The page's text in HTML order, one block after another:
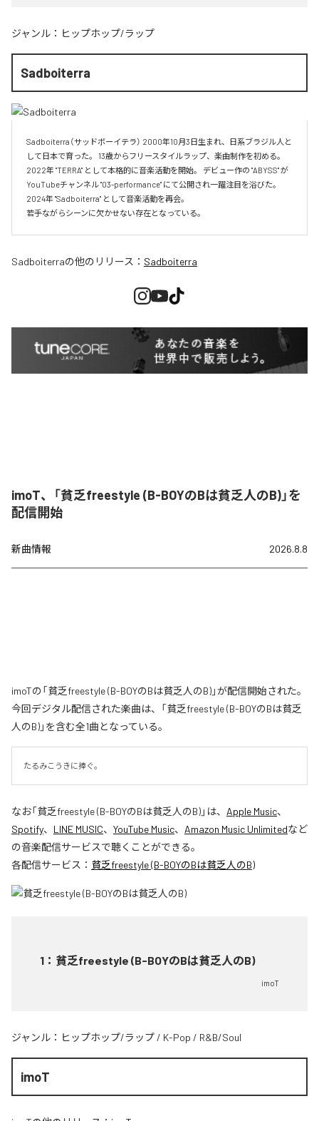
ジャンル： ヒップホップ/ラップ
Sadboiterra
Sadboiterra（サッドボーイテラ） 2000年10月3日生まれ、日系ブラジル人と
して日本で育った。 13歳からフリースタイルラップ、楽曲制作を初める。
2022年 "TERRA" として本格的に音楽活動を開始。 デビュー作の "ABYSS" が
YouTubeチャンネル "03-performance" にて公開され一躍注目を浴びた。
2024年 "Sadboiterra" として音楽活動を再会。
若手ながらシーンに欠かせない存在となっている。
Sadboiterraの他のリリース： Sadboiterra
imoT、「貧乏freestyle (B-BOYのBは貧乏人のB)」を
配信開始
新曲情報 2026.8.8
imoTの「貧乏freestyle (B-BOYのBは貧乏人のB)」が配信開始された。
今回デジタル配信された楽曲は、「貧乏freestyle (B-BOYのBは貧乏
人のB)」を含む全1曲となっている。
たるみこうきに捧ぐ。
なお「貧乏freestyle (B-BOYのBは貧乏人のB)」は、 Apple Music、
Spotify、 LINE MUSIC、 YouTube Music、 Amazon Music Unlimitedなど
の音楽配信サービスで聴くことができる。
各配信サービス： 貧乏freestyle (B-BOYのBは貧乏人のB)
1 ： 貧乏freestyle (B-BOYのBは貧乏人のB)
imoT
ジャンル： ヒップホップ/ラップ / K-Pop / R&B/Soul
imoT